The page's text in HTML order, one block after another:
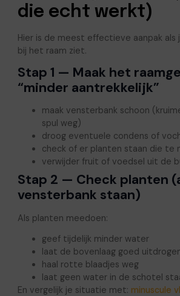
die echt werkt)
Hier is de meest effectieve aanpak als
bij het raam ziet.
Stap 1 — Maak het
“minder aantrekkelijk”
maak vensterbank schoon
spul weg)
droog eventuele condens of
check of er planten staan die te
verwijder fruit of voedsel uit de
Stap 2 — Check planten
vensterbank staan)
Als planten meedoen:
geef tijdelijk minder water
laat de bovenlaag goed
haal rotte blaadjes weg
laat geen water in de schotel
En vergelijk je situatie met: minuscule